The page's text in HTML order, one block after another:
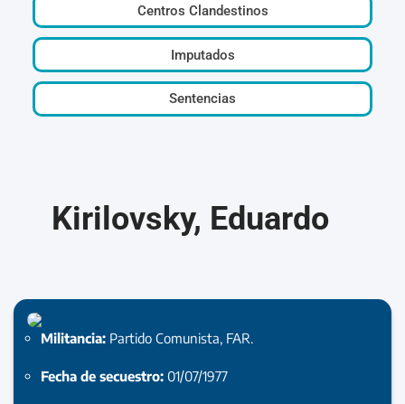
Centros Clandestinos
Imputados
Sentencias
Kirilovsky, Eduardo
Militancia: Partido Comunista, FAR.
Fecha de secuestro: 01/07/1977